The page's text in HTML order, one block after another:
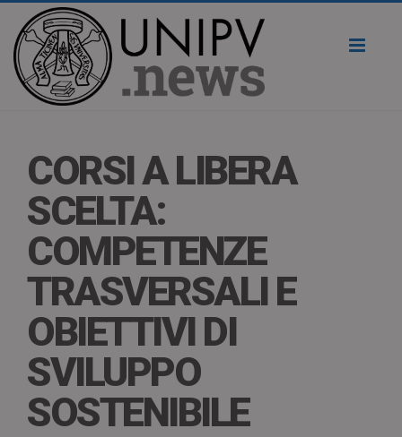
CORSI A LIBERA
SCELTA:
COMPETENZE
TRASVERSALI E
OBIETTIVI DI
SVILUPPO
SOSTENIBILE